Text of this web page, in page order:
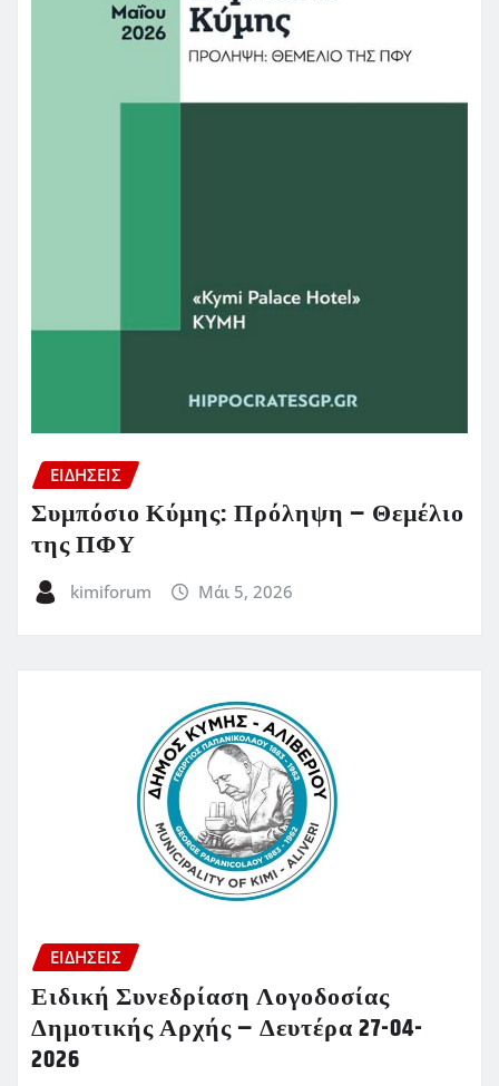
ΕΙΔΗΣΕΙΣ
Συμπόσιο Κύμης: Πρόληψη – Θεμέλιο
της ΠΦΥ
kimiforum Μάι 5, 2026
ΕΙΔΗΣΕΙΣ
Ειδική Συνεδρίαση Λογοδοσίας
Δημοτικής Αρχής – Δευτέρα 27-04-
2026